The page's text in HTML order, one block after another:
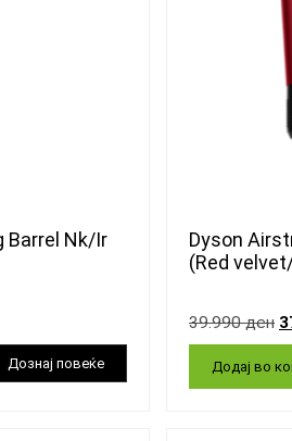
Barrel Nk/Ir
Dyson
(Red
39.990ден
Додај во